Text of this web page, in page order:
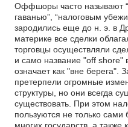
Оффшоры часто называют
гаванью”, “налоговым
зародились еще до н. э. в
материке все сделки
торговцы осуществляли
и само название "off shore"
означает как "вне
претерпели огромные
структуры, но они всегда
существовать. При этом
пользуются не только
многих государств, а также